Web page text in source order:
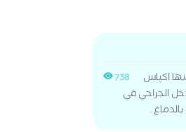
738
اكياس
الجراحي في
.